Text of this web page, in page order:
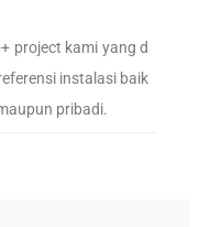
project kami yang d
instalasi baik
pribadi.